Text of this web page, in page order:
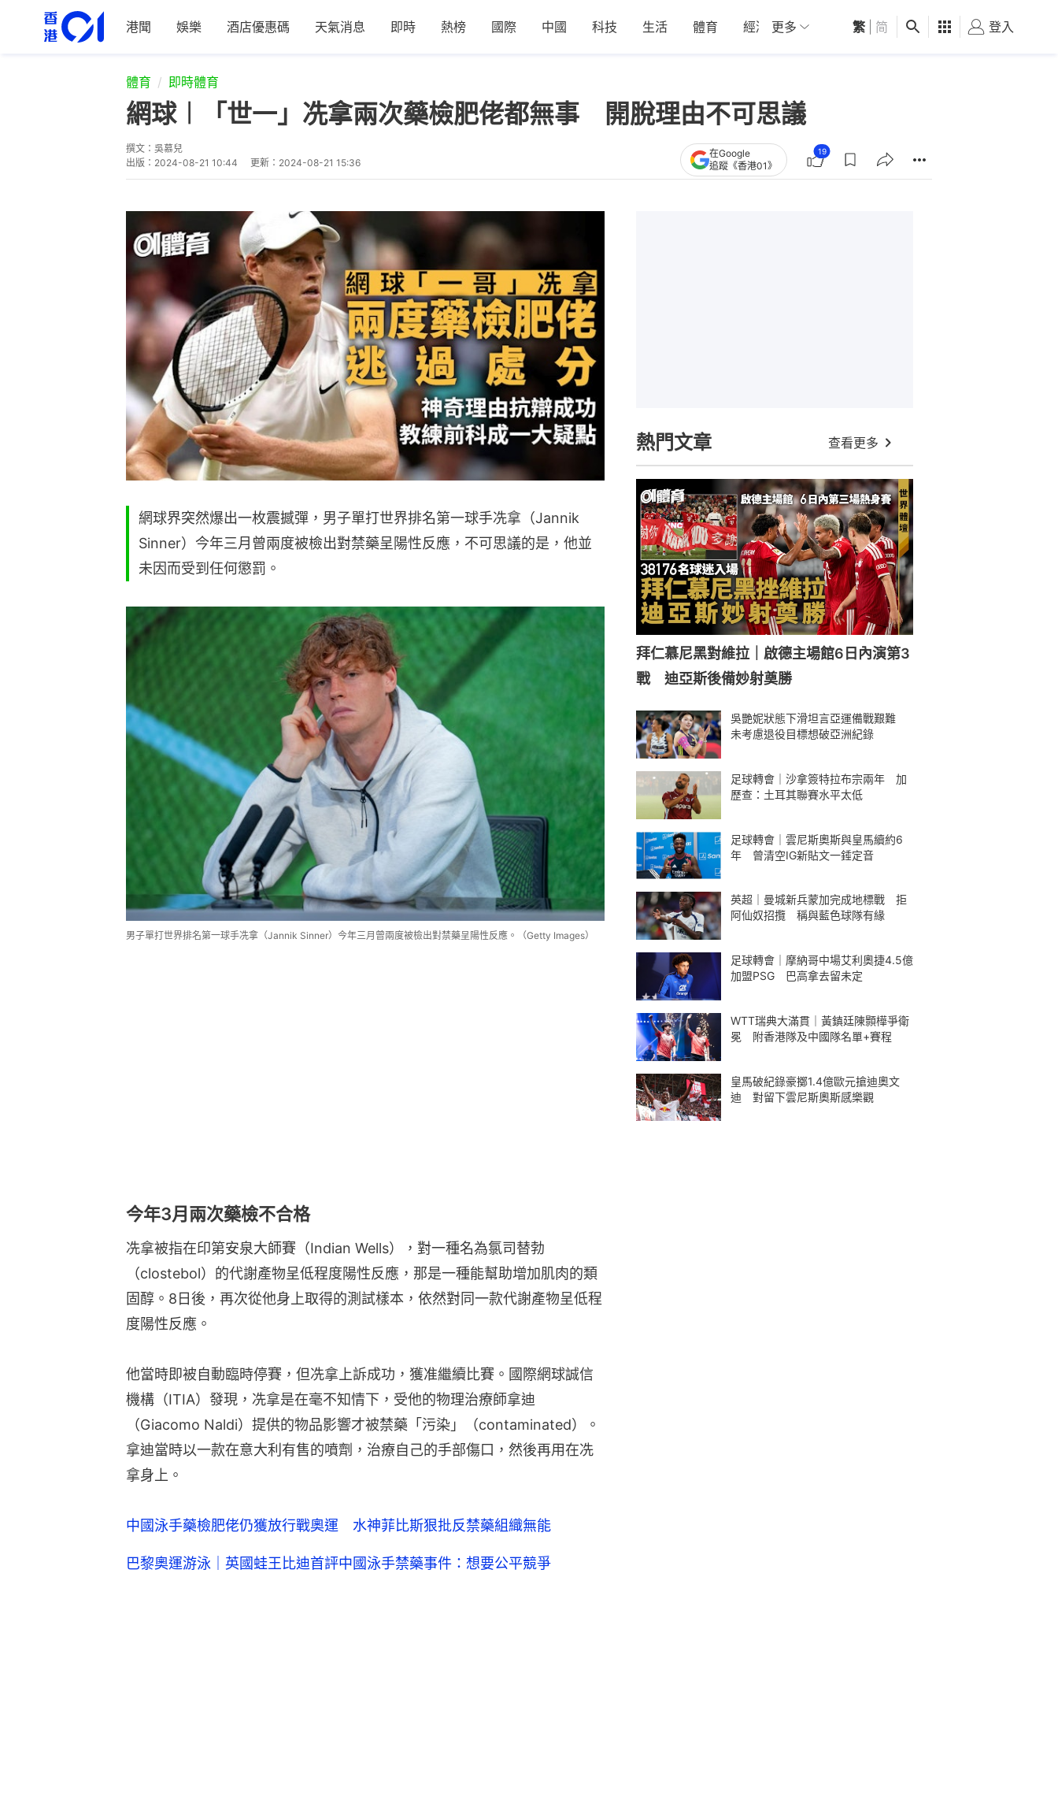
港聞 娛樂 酒店優惠碼 天氣消息 即時 熱榜 國際 中國 科技 生活 體育 經濟 01深圳 觀點 健康 好食玩飛
更多 繁 简 登入
體育 即時體育
網球︱「世一」冼拿兩次藥檢肥佬都無事 開脫理由不可思議
撰文： 吳慕兒
出版： 2024-08-21 10:44 更新： 2024-08-21 15:36
在Google
追蹤《香港01》
19
網球界突然爆出一枚震撼彈，男子單打世界排名第一球手冼拿（Jannik
Sinner）今年三月曾兩度被檢出對禁藥呈陽性反應，不可思議的是，他並
未因而受到任何懲罰。
男子單打世界排名第一球手冼拿（Jannik Sinner）今年三月曾兩度被檢出對禁藥呈陽性反應。（Getty Images）
今年3月兩次藥檢不合格
冼拿被指在印第安泉大師賽（Indian Wells），對一種名為氯司替勃
（clostebol）的代謝產物呈低程度陽性反應，那是一種能幫助增加肌肉的類
固醇。8日後，再次從他身上取得的測試樣本，依然對同一款代謝產物呈低程
度陽性反應。
他當時即被自動臨時停賽，但冼拿上訴成功，獲准繼續比賽。國際網球誠信
機構（ITIA）發現，冼拿是在毫不知情下，受他的物理治療師拿迪
（Giacomo Naldi）提供的物品影響才被禁藥「污染」（contaminated）。
拿迪當時以一款在意大利有售的噴劑，治療自己的手部傷口，然後再用在冼
拿身上。
中國泳手藥檢肥佬仍獲放行戰奧運 水神菲比斯狠批反禁藥組織無能
巴黎奧運游泳｜英國蛙王比迪首評中國泳手禁藥事件：想要公平競爭
熱門文章 查看更多
拜仁慕尼黑對維拉｜啟德主場館6日內演第3
戰 迪亞斯後備妙射奠勝
吳艷妮狀態下滑坦言亞運備戰艱難
未考慮退役目標想破亞洲紀錄
足球轉會｜沙拿簽特拉布宗兩年 加
歷查：土耳其聯賽水平太低
足球轉會｜雲尼斯奧斯與皇馬續約6
年 曾清空IG新貼文一錘定音
英超｜曼城新兵蒙加完成地標戰 拒
阿仙奴招攬 稱與藍色球隊有緣
足球轉會｜摩納哥中場艾利奧捷4.5億
加盟PSG 巴高拿去留未定
WTT瑞典大滿貫｜黃鎮廷陳顥樺爭衛
冕 附香港隊及中國隊名單+賽程
皇馬破紀錄豪擲1.4億歐元搶迪奧文
迪 對留下雲尼斯奧斯感樂觀